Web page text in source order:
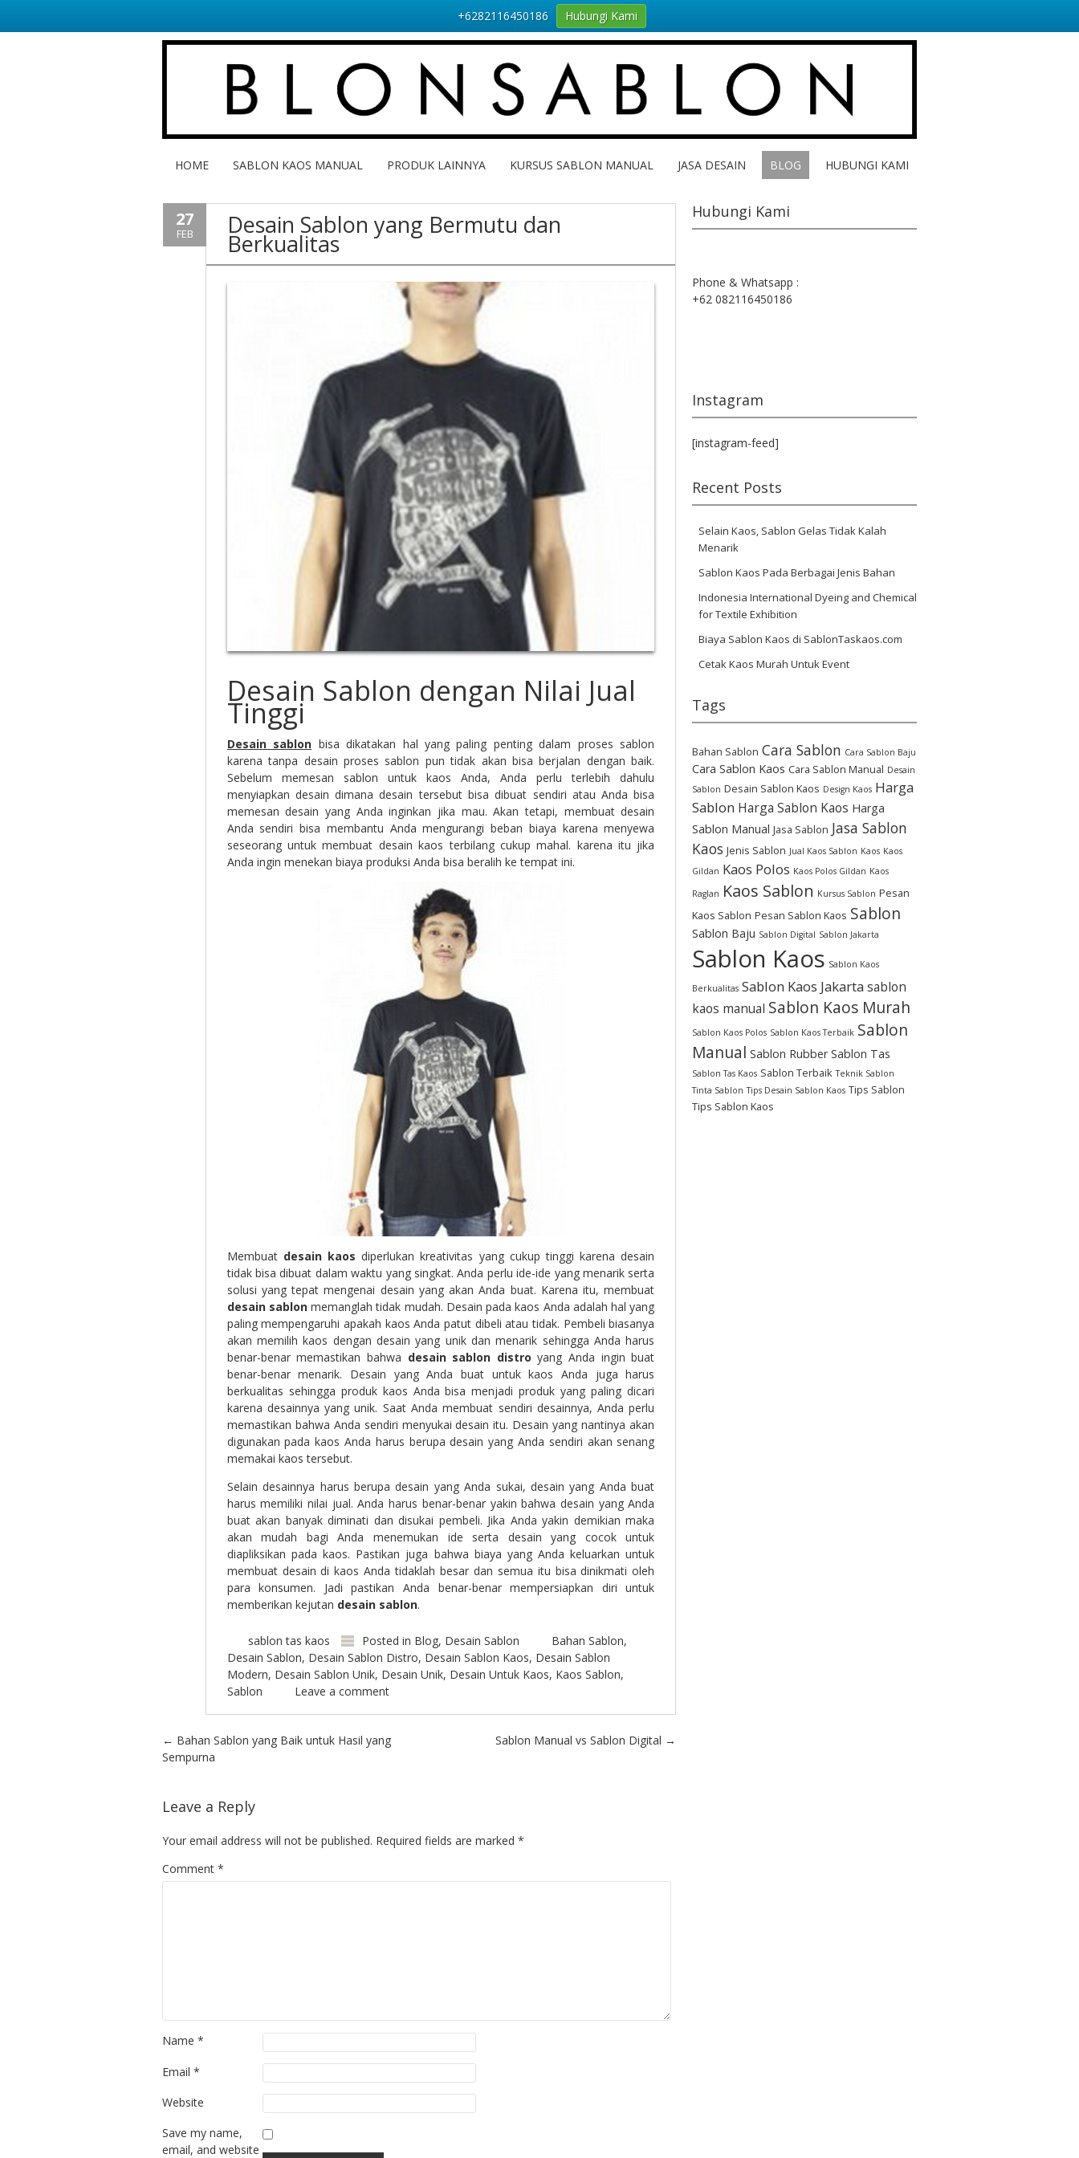
HOME SABLON KAOS MANUAL PRODUK LAINNYA KURSUS SABLON MANUAL JASA DESAIN BLOG HUBUNGI KAMI
27
FEB Desain Sablon yang Bermutu dan
Berkualitas
Desain Sablon dengan Nilai Jual
Tinggi
Desain sablon bisa dikatakan hal yang paling penting dalam proses sablon
karena tanpa desain proses sablon pun tidak akan bisa berjalan dengan baik.
Sebelum memesan sablon untuk kaos Anda, Anda perlu terlebih dahulu
menyiapkan desain dimana desain tersebut bisa dibuat sendiri atau Anda bisa
memesan desain yang Anda inginkan jika mau. Akan tetapi, membuat desain
Anda sendiri bisa membantu Anda mengurangi beban biaya karena menyewa
seseorang untuk membuat desain kaos terbilang cukup mahal. karena itu jika
Anda ingin menekan biaya produksi Anda bisa beralih ke tempat ini.
Membuat desain kaosdiperlukan kreativitas yang cukup tinggi karena desain
tidak bisa dibuat dalam waktu yang singkat. Anda perlu ide-ide yang menarik serta
solusi yang tepat mengenai desain yang akan Anda buat. Karena itu, membuat
desain sablonmemanglah tidak mudah. Desain pada kaos Anda adalah hal yang
paling mempengaruhi apakah kaos Anda patut dibeli atau tidak. Pembeli biasanya
akan memilih kaos dengan desain yang unik dan menarik sehingga Anda harus
benar-benar memastikan bahwa desain sablon distro yang Anda ingin buat
benar-benar menarik. Desain yang Anda buat untuk kaos Anda juga harus
berkualitas sehingga produk kaos Anda bisa menjadi produk yang paling dicari
karena desainnya yang unik. Saat Anda membuat sendiri desainnya, Anda perlu
memastikan bahwa Anda sendiri menyukai desain itu. Desain yang nantinya akan
digunakan pada kaos Anda harus berupa desain yang Anda sendiri akan senang
memakai kaos tersebut.
Selain desainnya harus berupa desain yang Anda sukai, desain yang Anda buat
harus memiliki nilai jual. Anda harus benar-benar yakin bahwa desain yang Anda
buat akan banyak diminati dan disukai pembeli. Jika Anda yakin demikian maka
akan mudah bagi Anda menemukan ide serta desain yang cocok untuk
diapliksikan pada kaos. Pastikan juga bahwa biaya yang Anda keluarkan untuk
membuat desain di kaos Anda tidaklah besar dan semua itu bisa dinikmati oleh
para konsumen. Jadi pastikan Anda benar-benar mempersiapkan diri untuk
memberikan kejutan desain sablon.
sablon tas kaos Posted in Blog, Desain Sablon Bahan Sablon,
Desain Sablon, Desain Sablon Distro, Desain Sablon Kaos, Desain Sablon
Modern, Desain Sablon Unik, Desain Unik, Desain Untuk Kaos, Kaos Sablon,
Sablon
Leave a comment
Post navigation
← Bahan Sablon yang Baik untuk Hasil yang
Sempurna
Sablon Manual vs Sablon Digital →
Leave a Reply
Your email address will not be published. Required fields are marked *
Comment *
Name *
Email *
Website
Save my name,
email, and website
Hubungi Kami
Phone & Whatsapp :
+62 082116450186
Instagram
[instagram-feed]
Recent Posts
Selain Kaos, Sablon Gelas Tidak Kalah
Menarik
Sablon Kaos Pada Berbagai Jenis Bahan
Indonesia International Dyeing and Chemical
for Textile Exhibition
Biaya Sablon Kaos di SablonTaskaos.com
Cetak Kaos Murah Untuk Event
Tags
Bahan Sablon Cara Sablon Cara Sablon Baju
Cara Sablon Kaos Cara Sablon Manual Desain
Sablon Desain Sablon Kaos Design Kaos Harga
Sablon Harga Sablon Kaos Harga
Sablon Manual Jasa Sablon Jasa Sablon
Kaos Jenis Sablon Jual Kaos Sablon Kaos Kaos
Gildan Kaos Polos Kaos Polos Gildan Kaos
Raglan Kaos Sablon Kursus Sablon Pesan
Kaos Sablon Pesan Sablon Kaos Sablon
Sablon Baju Sablon Digital Sablon Jakarta
Sablon Kaos Sablon Kaos
Berkualitas Sablon Kaos Jakarta sablon
kaos manual Sablon Kaos Murah
Sablon Kaos Polos Sablon Kaos Terbaik Sablon
Manual Sablon Rubber Sablon Tas
Sablon Tas Kaos Sablon Terbaik Teknik Sablon
Tinta Sablon Tips Desain Sablon Kaos Tips Sablon
Tips Sablon Kaos
+6282116450186 Hubungi Kami